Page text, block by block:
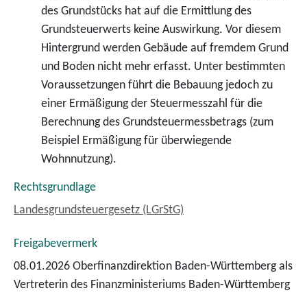
des Grundstücks hat auf die Ermittlung des
Grundsteuerwerts keine Auswirkung. Vor diesem
Hintergrund werden Gebäude auf fremdem Grund
und Boden nicht mehr erfasst. Unter bestimmten
Voraussetzungen führt die Bebauung jedoch zu
einer Ermäßigung der Steuermesszahl für die
Berechnung des Grundsteuermessbetrags (zum
Beispiel Ermäßigung für überwiegende
Wohnnutzung).
Rechtsgrundlage
Landesgrundsteuergesetz (LGrStG)
Freigabevermerk
08.01.2026 Oberfinanzdirektion Baden-Württemberg als
Vertreterin des Finanzministeriums Baden-Württemberg